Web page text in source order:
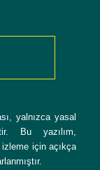
yalnızca yasal
Bu yazılım,
izleme için açıkça